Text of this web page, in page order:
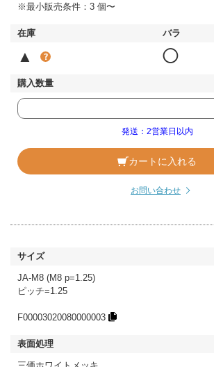
※最小販売条件：3 個〜
▲ ◯
発送：2営業日以内
カートに入れる
お問い合わせ
JA-M8 (M8 p=1.25)
ピッチ=1.25
F00003020080000003